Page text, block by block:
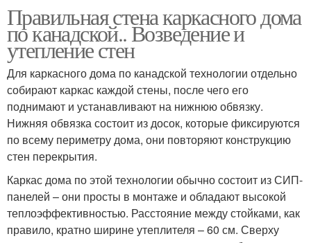
Правильная стена каркасного дома
по канадской.. Возведение и
утепление стен
Для каркасного дома по канадской технологии отдельно
собирают каркас каждой стены, после чего его
поднимают и устанавливают на нижнюю обвязку.
Нижняя обвязка состоит из досок, которые фиксируются
по всему периметру дома, они повторяют конструкцию
стен перекрытия.
Каркас дома по этой технологии обычно состоит из СИП-
панелей – они просты в монтаже и обладают высокой
теплоэффективностью. Расстояние между стойками, как
правило, кратно ширине утеплителя – 60 см. Сверху